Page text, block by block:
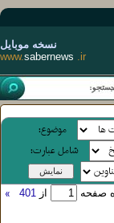
نسخه موبایل
www.sabernews .ir
موضوع:
شامل عبارت:
صفحه از 401
»